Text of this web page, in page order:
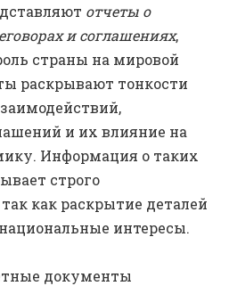
отчеты о
и соглашениях,
страны на мировой
раскрывают тонкости
и их влияние на
Информация о таких
строго
как раскрытие деталей
интересы.
документы